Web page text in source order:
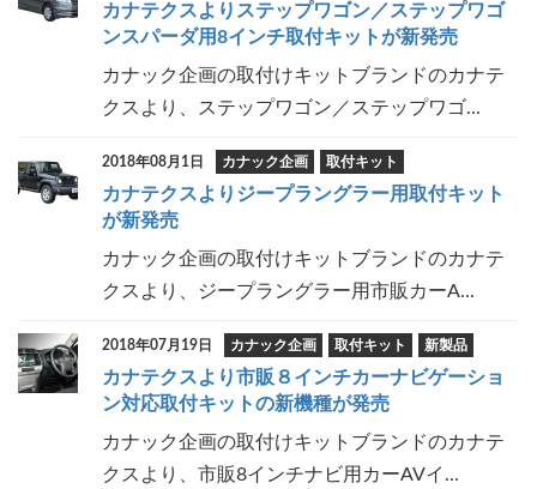
カナテクスよりステップワゴン／ステップワゴ
ンスパーダ用8インチ取付キットが新発売
カナック企画の取付けキットブランドのカナテ
クスより、ステップワゴン／ステップワゴ...
2018年08月1日 カナック企画 取付キット
カナテクスよりジープラングラー用取付キット
が新発売
カナック企画の取付けキットブランドのカナテ
クスより、ジープラングラー用市販カーA...
2018年07月19日 カナック企画 取付キット 新製品
カナテクスより市販８インチカーナビゲーショ
ン対応取付キットの新機種が発売
カナック企画の取付けキットブランドのカナテ
クスより、市販8インチナビ用カーAVイ...